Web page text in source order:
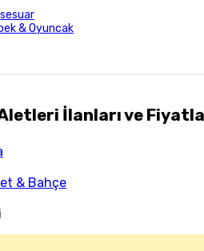
& Oyuncak
İlanları ve
& Bahçe